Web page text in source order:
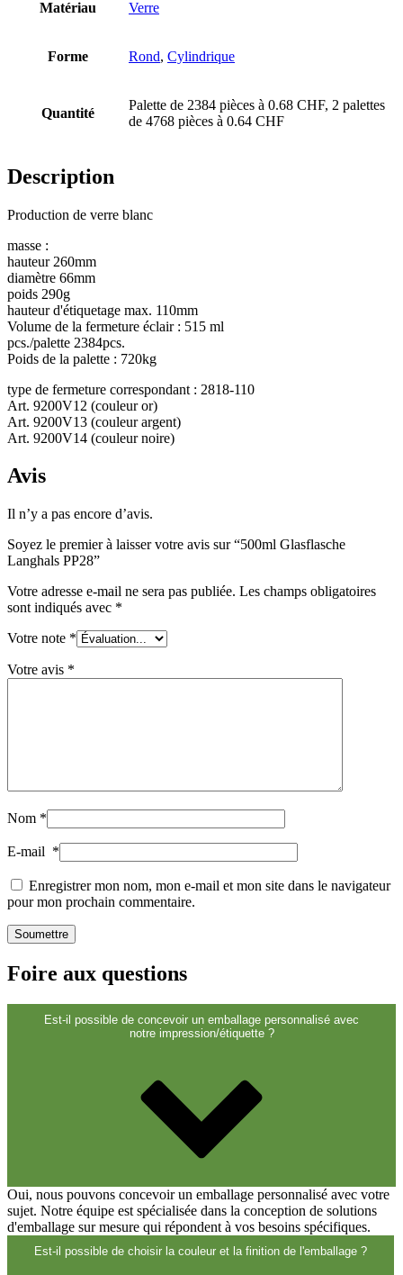
Cosmétiques(292)
Alimentation
Durable
Bouteilles de sauce
Bouteilles de spiritueux
Réservoirs
Fermetures(173)
Matériau Verre
Forme Rond, Cylindrique
Quantité
Palette de 2384 pièces à 0.68 CHF, 2 palettes
de 4768 pièces à 0.64 CHF
Description
Production de verre blanc
masse :
hauteur 260mm
diamètre 66mm
poids 290g
hauteur d'étiquetage max. 110mm
Volume de la fermeture éclair : 515 ml
pcs./palette 2384pcs.
Poids de la palette : 720kg
type de fermeture correspondant : 2818-110
Art. 9200V12 (couleur or)
Art. 9200V13 (couleur argent)
Art. 9200V14 (couleur noire)
Avis
Il n’y a pas encore d’avis.
Soyez le premier à laisser votre avis sur “500ml Glasflasche
Langhals PP28”
Votre adresse e-mail ne sera pas publiée. Les champs obligatoires
sont indiqués avec *
Votre note *
Votre avis *
Nom *
E-mail *
Enregistrer mon nom, mon e-mail et mon site dans le navigateur
pour mon prochain commentaire.
Foire aux questions
Est-il possible de concevoir un emballage personnalisé avec
notre impression/étiquette ?
Oui, nous pouvons concevoir un emballage personnalisé avec votre
sujet. Notre équipe est spécialisée dans la conception de solutions
d'emballage sur mesure qui répondent à vos besoins spécifiques.
Est-il possible de choisir la couleur et la finition de l'emballage ?